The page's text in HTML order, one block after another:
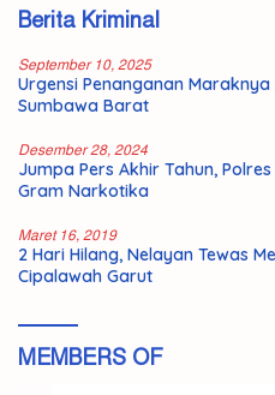
Berita Kriminal
September 10, 2025
Urgensi Penanganan
Sumbawa Barat
Desember 28, 2024
Jumpa Pers Akhir Tahun,
Gram Narkotika
Maret 16, 2019
2 Hari Hilang, Nelayan Tewas
Cipalawah Garut
MEMBERS OF